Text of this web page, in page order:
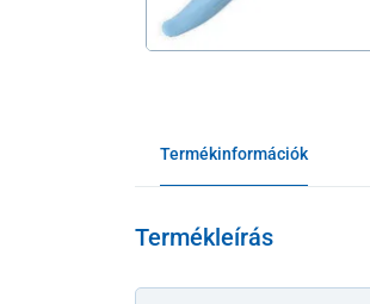
Termékinformációk
Termékleírás